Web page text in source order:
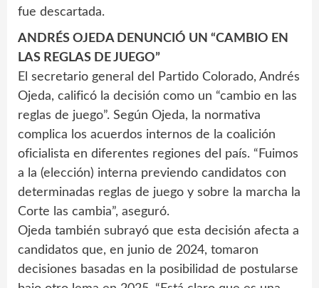
fue descartada.
ANDRÉS OJEDA DENUNCIÓ UN “CAMBIO EN
LAS REGLAS DE JUEGO”
El secretario general del Partido Colorado, Andrés
Ojeda, calificó la decisión como un “cambio en las
reglas de juego”. Según Ojeda, la normativa
complica los acuerdos internos de la coalición
oficialista en diferentes regiones del país. “Fuimos
a la (elección) interna previendo candidatos con
determinadas reglas de juego y sobre la marcha la
Corte las cambia”, aseguró.
Ojeda también subrayó que esta decisión afecta a
candidatos que, en junio de 2024, tomaron
decisiones basadas en la posibilidad de postularse